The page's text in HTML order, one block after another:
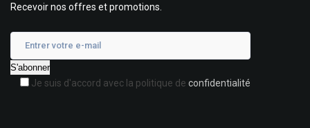
Recevoir nos offres et promotions.
Je suis d'accord avec la politique de confidentialité